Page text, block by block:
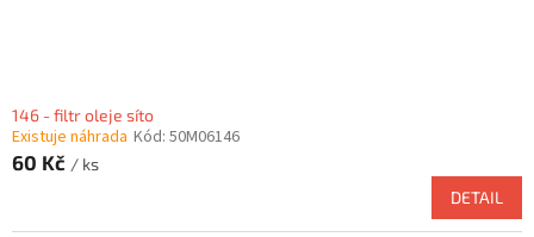
146 - filtr oleje síto
Existuje náhrada Kód: 50M06146
60 Kč / ks
DETAIL